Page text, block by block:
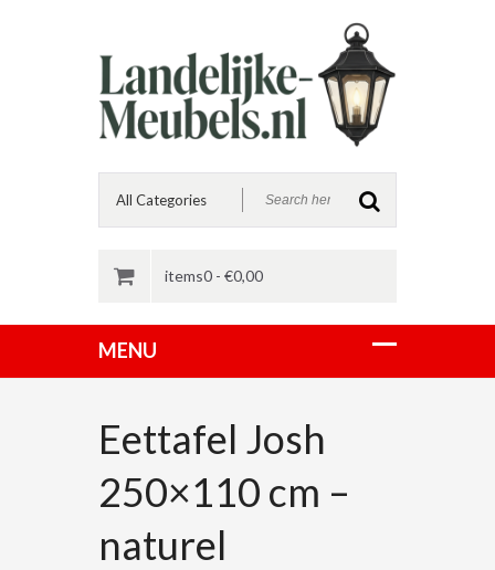
items0 - €0,00
Eettafel Josh
250×110 cm –
naturel